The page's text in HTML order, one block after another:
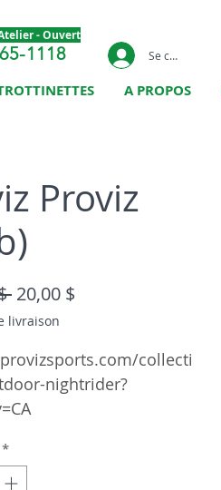
- Ouvert
1118 Se connecter
A PROPOS
Proviz
Prix original
20,00 $
livraison
collecti
nightrider?
*